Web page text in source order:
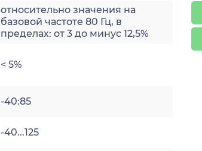
относительно значения на
базовой частоте 80 Гц, в
пределах: от 3 до минус 12,5%
< 5%
-40:85
-40...125